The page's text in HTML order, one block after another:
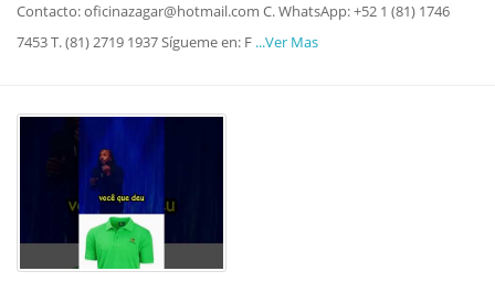
Contacto: oficinazagar@hotmail.com C. WhatsApp: +52 1 (81) 1746
7453 T. (81) 2719 1937 Sígueme en: F ...Ver Mas